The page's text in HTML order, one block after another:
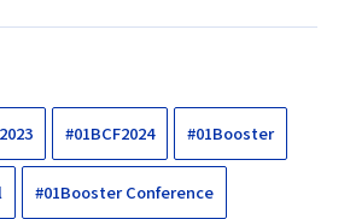
#01BCF2024 #01Booster
#01Booster Conference